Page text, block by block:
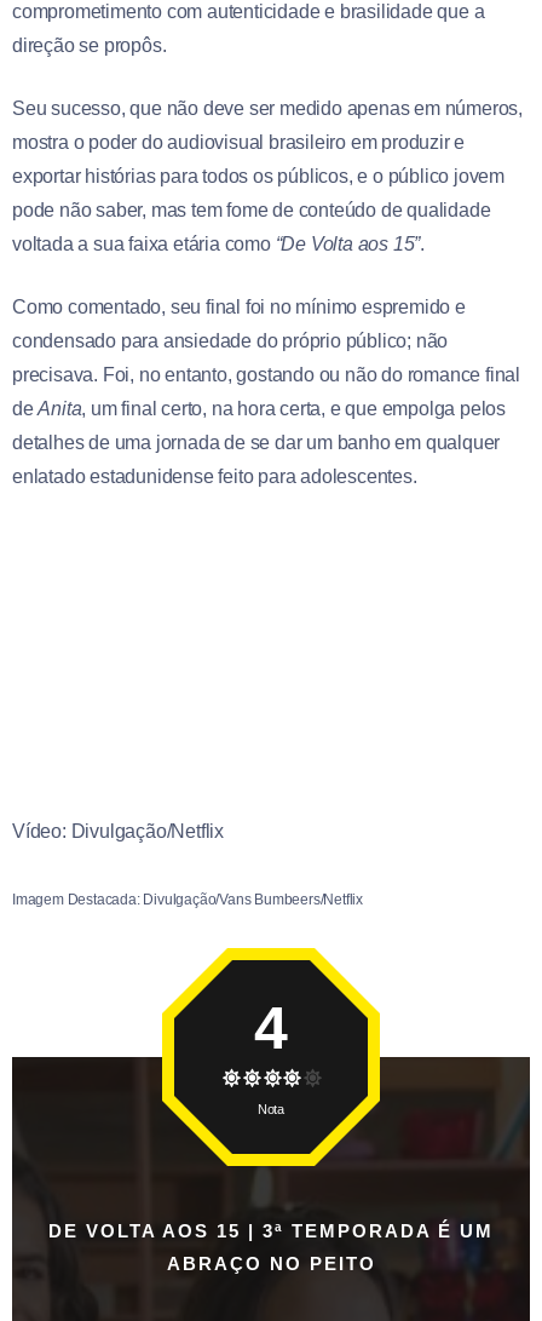
comprometimento com autenticidade e brasilidade que a
direção se propôs.
Seu sucesso, que não deve ser medido apenas em números,
mostra o poder do audiovisual brasileiro em produzir e
exportar histórias para todos os públicos, e o público jovem
pode não saber, mas tem fome de conteúdo de qualidade
voltada a sua faixa etária como “De Volta aos 15”.
Como comentado, seu final foi no mínimo espremido e
condensado para ansiedade do próprio público; não
precisava. Foi, no entanto, gostando ou não do romance final
deAnita, um final certo, na hora certa, e que empolga pelos
detalhes de uma jornada de se dar um banho em qualquer
enlatado estadunidense feito para adolescentes.
Vídeo: Divulgação/Netflix
Imagem Destacada: Divulgação/Vans Bumbeers/Netflix
DE VOLTA AOS 15 | 3ª TEMPORADA É UM
ABRAÇO NO PEITO
4
Nota